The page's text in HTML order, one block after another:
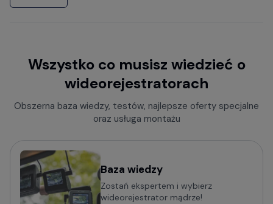
Wszystko co musisz wiedzieć o
wideorejestratorach
Obszerna baza wiedzy, testów, najlepsze oferty specjalne
oraz usługa montażu
Baza wiedzy
Zostań ekspertem i wybierz
wideorejestrator mądrze!